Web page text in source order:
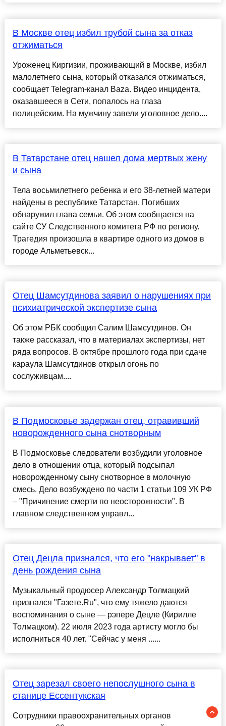
В Москве отец избил трубой сына за отказ
отжиматься
Уроженец Киргизии, проживающий в Москве, избил
малолетнего сына, который отказался отжиматься,
сообщает Telegram-канал Baza. Видео инцидента,
оказавшееся в Сети, попалось на глаза
полицейским. На мужчину завели уголовное дело....
В Татарстане отец нашел дома мертвых жену
и сына
Тела восьмилетнего ребенка и его 38-летней матери
найдены в республике Татарстан. Погибших
обнаружил глава семьи. Об этом сообщается на
сайте СУ Следственного комитета РФ по региону.
Трагедия произошла в квартире одного из домов в
городе Альметьевск...
Отец Шамсутдинова заявил о нарушениях при
психиатрической экспертизе сына
Об этом РБК сообщил Салим Шамсутдинов. Он
также рассказал, что в материалах экспертизы, нет
ряда вопросов. В октябре прошлого года при сдаче
караула Шамсутдинов открыл огонь по
сослуживцам....
В Подмосковье задержан отец, отравивший
новорожденного сына снотворным
В Подмосковье следователи возбудили уголовное
дело в отношении отца, который подсыпал
новорожденному сыну снотворное в молочную
смесь. Дело возбуждено по части 1 статьи 109 УК РФ
– "Причинение смерти по неосторожности". В
главном следственном управл...
Отец Децла признался, что его "накрывает" в
день рождения сына
Музыкальный продюсер Александр Толмацкий
признался "Газете.Ru", что ему тяжело даются
воспоминания о сыне — рэпере Децле (Кирилле
Толмацком). 22 июля 2023 года артисту могло бы
исполниться 40 лет. "Сейчас у меня ......
Отец зарезал своего непослушного сына в
станице Ессентукская
Сотрудники правоохранительных органов